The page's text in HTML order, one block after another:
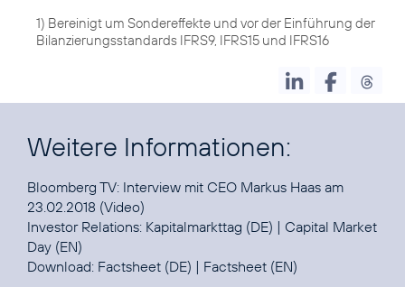
1) Bereinigt um Sondereffekte und vor der Einführung der
Bilanzierungsstandards IFRS9, IFRS15 und IFRS16
Weitere Informationen:
Bloomberg TV: Interview mit CEO Markus Haas am
23.02.2018 (Video)
Investor Relations: Kapitalmarkttag (DE) | Capital Market
Day (EN)
Download: Factsheet (DE) | Factsheet (EN)